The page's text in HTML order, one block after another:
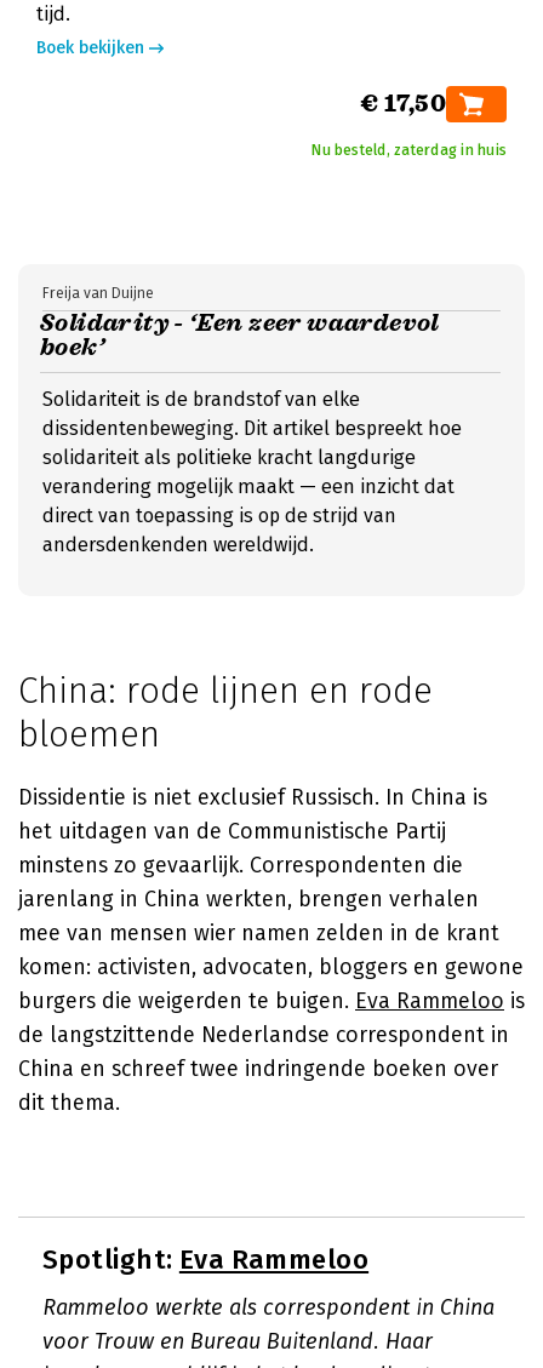
tijd.
Boek bekijken
€ 17,50
Nu besteld, zaterdag in huis
Solidarity - ‘Een zeer waardevol
boek’
Freija van Duijne
Solidariteit is de brandstof van elke
dissidentenbeweging. Dit artikel bespreekt hoe
solidariteit als politieke kracht langdurige
verandering mogelijk maakt — een inzicht dat
direct van toepassing is op de strijd van
andersdenkenden wereldwijd.
China: rode lijnen en rode
bloemen
Dissidentie is niet exclusief Russisch. In China is
het uitdagen van de Communistische Partij
minstens zo gevaarlijk. Correspondenten die
jarenlang in China werkten, brengen verhalen
mee van mensen wier namen zelden in de krant
komen: activisten, advocaten, bloggers en gewone
burgers die weigerden te buigen. Eva Rammeloo is
de langstzittende Nederlandse correspondent in
China en schreef twee indringende boeken over
dit thema.
Spotlight: Eva Rammeloo
Rammeloo werkte als correspondent in China
voor Trouw en Bureau Buitenland. Haar